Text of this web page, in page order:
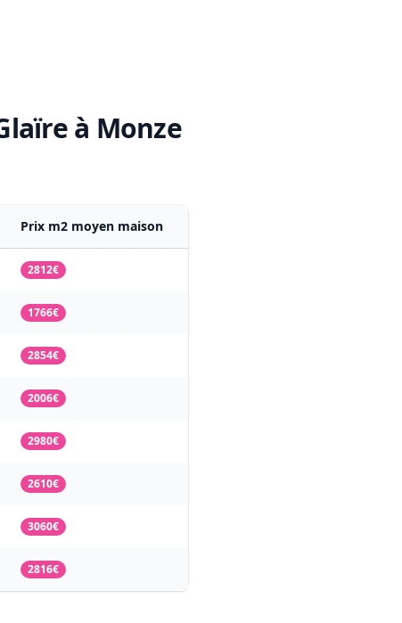
à Monze
Prix m2 moyen maison
2812€
1766€
2854€
2006€
2980€
2610€
3060€
2816€